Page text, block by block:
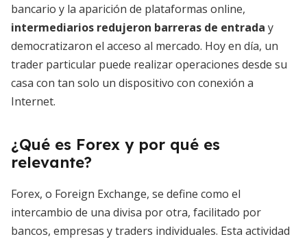
bancario y la aparición de plataformas online,
intermediarios redujeron barreras de entrada y
democratizaron el acceso al mercado. Hoy en día, un
trader particular puede realizar operaciones desde su
casa con tan solo un dispositivo con conexión a
Internet.
¿Qué es Forex y por qué es
relevante?
Forex, o Foreign Exchange, se define como el
intercambio de una divisa por otra, facilitado por
bancos, empresas y traders individuales. Esta actividad